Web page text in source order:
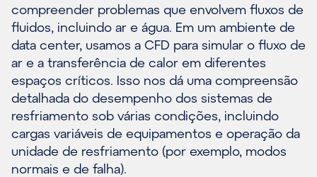
compreender problemas que envolvem fluxos de
fluidos, incluindo ar e água. Em um ambiente de
data center, usamos a CFD para simular o fluxo de
ar e a transferência de calor em diferentes
espaços críticos. Isso nos dá uma compreensão
detalhada do desempenho dos sistemas de
resfriamento sob várias condições, incluindo
cargas variáveis de equipamentos e operação da
unidade de resfriamento (por exemplo, modos
normais e de falha).